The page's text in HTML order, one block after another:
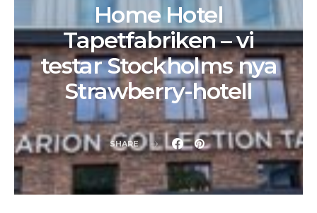
Home Hotel
Tapetfabriken – vi
testar Stockholms nya
Strawberry-hotell
SHARE